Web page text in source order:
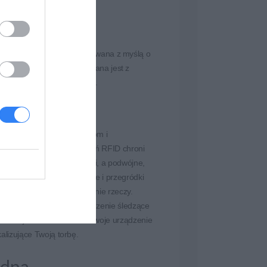
laptopa. Zaprojektowana z myślą o
15,6 cala wykonana jest z
doświadczonym złodziejom i
kieszonkowcom. Kieszeń RFID chroni
i dane przed skanerami, a podwójne,
kłódkę zamki błyskawiczne i przegródki
bezpieczne przechowywanie rzeczy.
również kieszeń na urządzenie śledzące
w której możesz umieścić swoje urządzenie
Twoją torbę.